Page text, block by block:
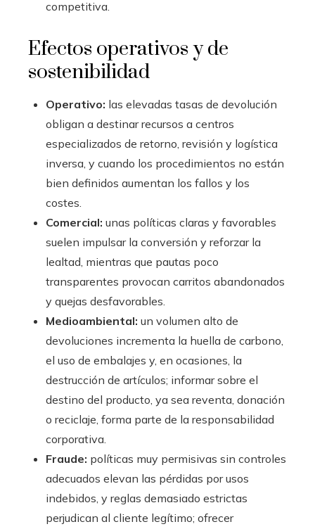
competitiva.
Efectos operativos y de
sostenibilidad
Operativo: las elevadas tasas de devolución
obligan a destinar recursos a centros
especializados de retorno, revisión y logística
inversa, y cuando los procedimientos no están
bien definidos aumentan los fallos y los
costes.
Comercial: unas políticas claras y favorables
suelen impulsar la conversión y reforzar la
lealtad, mientras que pautas poco
transparentes provocan carritos abandonados
y quejas desfavorables.
Medioambiental: un volumen alto de
devoluciones incrementa la huella de carbono,
el uso de embalajes y, en ocasiones, la
destrucción de artículos; informar sobre el
destino del producto, ya sea reventa, donación
o reciclaje, forma parte de la responsabilidad
corporativa.
Fraude: políticas muy permisivas sin controles
adecuados elevan las pérdidas por usos
indebidos, y reglas demasiado estrictas
perjudican al cliente legítimo; ofrecer